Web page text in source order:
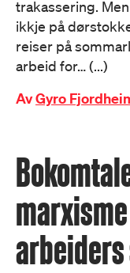
trakassering.
ikkje på
reiser på
arbeid for… (...)
AvGyro